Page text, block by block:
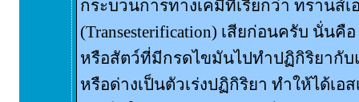
กระบวนการทางเคมีที่เรียกว่า ทรานส์เ
(Transesterification) เสียก่อนครับ นั่น
หรือสัตว์ที่มีกรดไขมันไปทำปฏิกิริยากับ
หรือด่างเป็นตัวเร่งปฏิกิริยา ทำให้ได้เอ